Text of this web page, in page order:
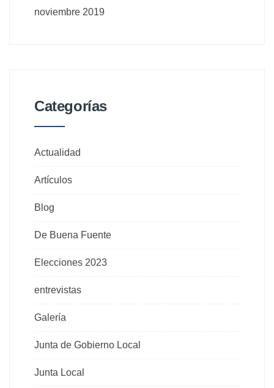
noviembre 2019
Categorías
Actualidad
Artículos
Blog
De Buena Fuente
Elecciones 2023
entrevistas
Galería
Junta de Gobierno Local
Junta Local